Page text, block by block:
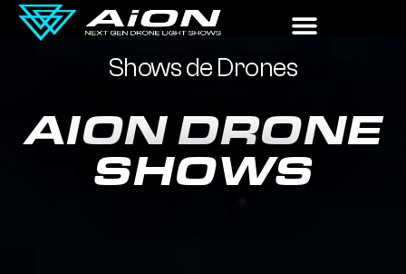
Shows de Drones
AION DRONE
SHOWS